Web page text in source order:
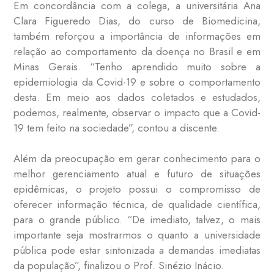
Em concordância com a colega, a universitária Ana
Clara Figueredo Dias, do curso de Biomedicina,
também reforçou a importância de informações em
relação ao comportamento da doença no Brasil e em
Minas Gerais. “Tenho aprendido muito sobre a
epidemiologia da Covid-19 e sobre o comportamento
desta. Em meio aos dados coletados e estudados,
podemos, realmente, observar o impacto que a Covid-
19 tem feito na sociedade”, contou a discente.
Além da preocupação em gerar conhecimento para o
melhor gerenciamento atual e futuro de situações
epidêmicas, o projeto possui o compromisso de
oferecer informação técnica, de qualidade científica,
para o grande público. “De imediato, talvez, o mais
importante seja mostrarmos o quanto a universidade
pública pode estar sintonizada a demandas imediatas
da população”, finalizou o Prof. Sinézio Inácio.